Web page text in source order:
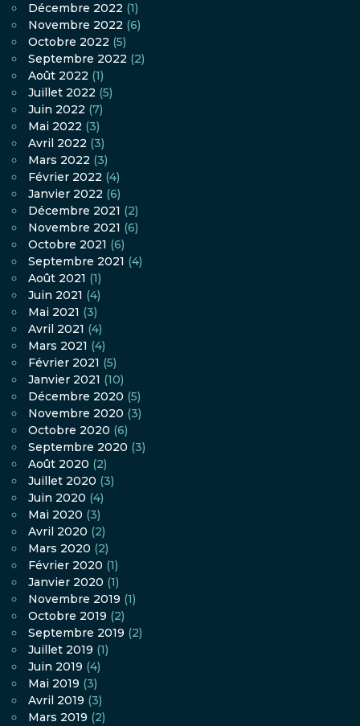
Décembre 2022 (1)
Novembre 2022 (6)
Octobre 2022 (5)
Septembre 2022 (2)
Août 2022 (1)
Juillet 2022 (5)
Juin 2022 (7)
Mai 2022 (3)
Avril 2022 (3)
Mars 2022 (3)
Février 2022 (4)
Janvier 2022 (6)
Décembre 2021 (2)
Novembre 2021 (6)
Octobre 2021 (6)
Septembre 2021 (4)
Août 2021 (1)
Juin 2021 (4)
Mai 2021 (3)
Avril 2021 (4)
Mars 2021 (4)
Février 2021 (5)
Janvier 2021 (10)
Décembre 2020 (5)
Novembre 2020 (3)
Octobre 2020 (6)
Septembre 2020 (3)
Août 2020 (2)
Juillet 2020 (3)
Juin 2020 (4)
Mai 2020 (3)
Avril 2020 (2)
Mars 2020 (2)
Février 2020 (1)
Janvier 2020 (1)
Novembre 2019 (1)
Octobre 2019 (2)
Septembre 2019 (2)
Juillet 2019 (1)
Juin 2019 (4)
Mai 2019 (3)
Avril 2019 (3)
Mars 2019 (2)